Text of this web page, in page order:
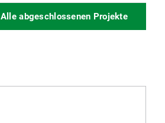
Alle abgeschlossenen Projekte